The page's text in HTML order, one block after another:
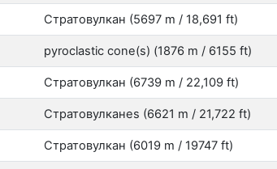
Стратовулкан (5697 m / 18,691 ft)
pyroclastic cone(s) (1876 m / 6155 ft)
Стратовулкан (6739 m / 22,109 ft)
Стратовулканes (6621 m / 21,722 ft)
Стратовулкан (6019 m / 19747 ft)